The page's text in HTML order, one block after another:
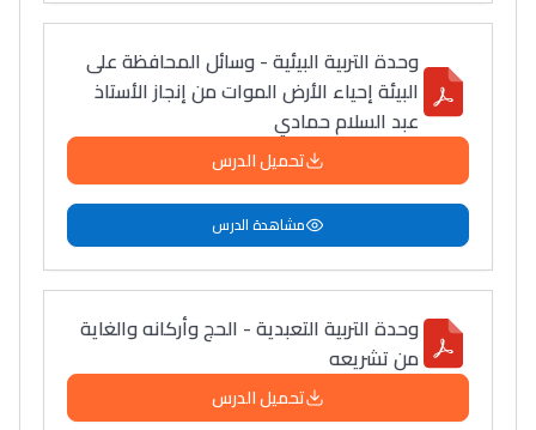
وحدة التربية البيئية - وسائل المحافظة على
البيئة إحياء الأرض الموات من إنجاز الأستاذ
عبد السلام حمادي
تحميل الدرس
مشاهدة الدرس
وحدة التربية التعبدية - الحج وأركانه والغاية
من تشريعه
تحميل الدرس